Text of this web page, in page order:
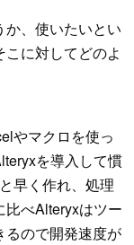
、使いたいとい
に対してどのよ
やマクロを使っ
を導入して慣
早く作れ、処理
比べAlteryxはツー
るので開発速度が